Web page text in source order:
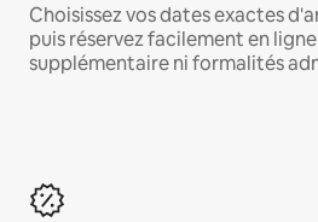
Choisissez vos dates exactes
puis réservez facilement en
supplémentaire ni formalités